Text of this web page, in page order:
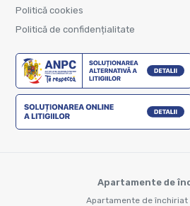
Politică cookies
Politică de confidențialitate
Apartamente de
Apartamente de închiriat